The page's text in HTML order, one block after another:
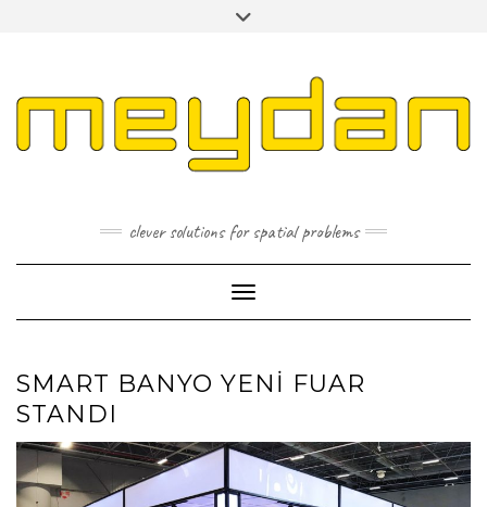
clever solutions for spatial problems
Toggle Navigation
SMART BANYO YENI FUAR
STANDI